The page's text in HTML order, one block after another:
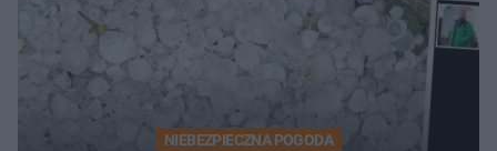
NIEBEZPIECZNA POGODA